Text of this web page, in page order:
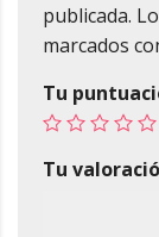
publicada.
marcados
Tu
Tu